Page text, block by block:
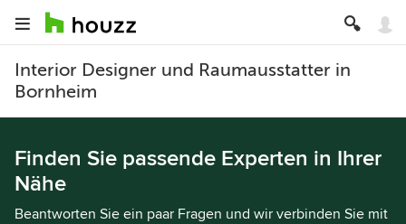
Interior Designer und Raumausstatter in
Bornheim
Finden Sie passende Experten in Ihrer
Nähe
Beantworten Sie ein paar Fragen und wir verbinden Sie mit